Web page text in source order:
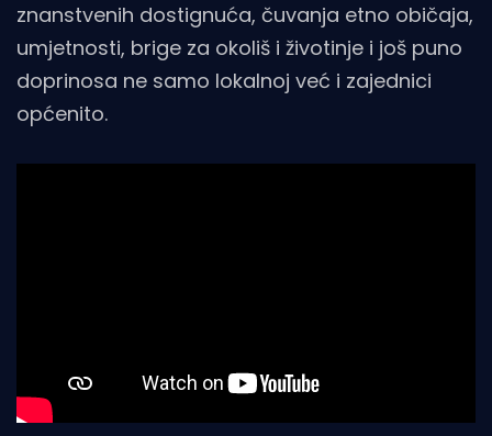
znanstvenih dostignuća, čuvanja etno običaja,
umjetnosti, brige za okoliš i životinje i još puno
doprinosa ne samo lokalnoj već i zajednici
općenito.